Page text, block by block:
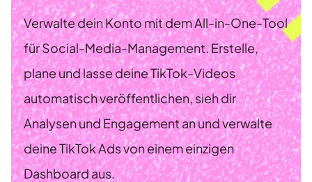
Verwalte dein Konto mit dem All-in-One-Tool
für Social-Media-Management. Erstelle,
plane und lasse deine TikTok-Videos
automatisch veröffentlichen, sieh dir
Analysen und Engagement an und verwalte
deine TikTok Ads von einem einzigen
Dashboard aus.